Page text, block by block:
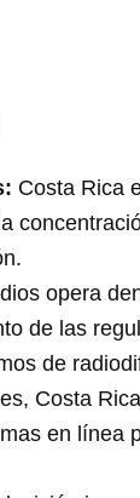
Costa Rica
opera
de las
de
Costa
en